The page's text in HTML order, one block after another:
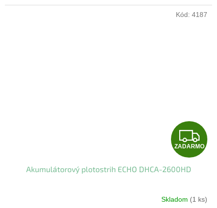
Z
A
A
ZADARMO
Akumulátorový plotostrih ECHO DHCA-2600HD
Skladom (1 ks)
Kód: 4187